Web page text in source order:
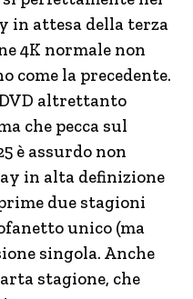
in attesa della terza
4K normale non
come la precedente.
DVD altrettanto
che pecca sul
è assurdo non
in alta definizione
due stagioni
unico (ma
singola. Anche
stagione, che